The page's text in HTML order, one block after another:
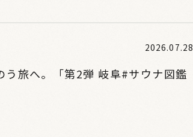
2026.07.28
う旅へ。「第2弾 岐阜#サウナ図鑑